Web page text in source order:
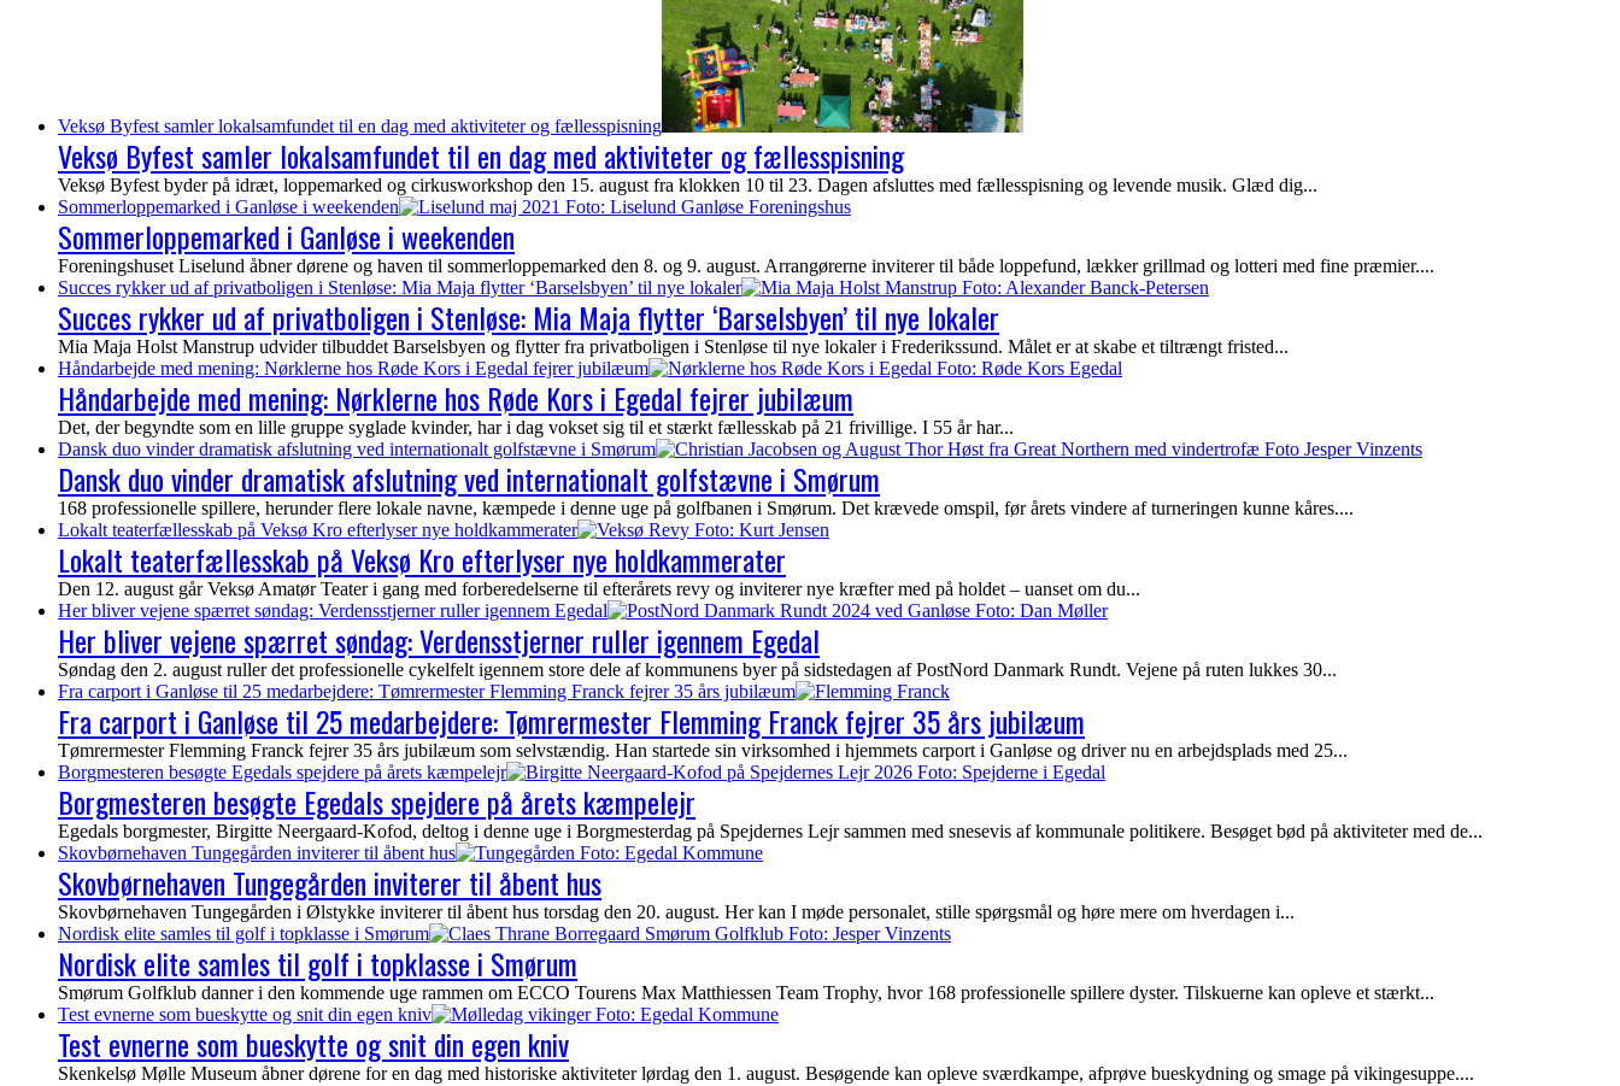
Veksø Byfest samler lokalsamfundet til en dag med aktiviteter og fællesspisning
Veksø Byfest samler lokalsamfundet til en dag med aktiviteter og fællesspisning
Veksø Byfest byder på idræt, loppemarked og cirkusworkshop den 15. august fra klokken 10 til 23. Dagen afsluttes med fællesspisning og levende musik. Glæd dig...
Sommerloppemarked i Ganløse i weekenden
Sommerloppemarked i Ganløse i weekenden
Foreningshuset Liselund åbner dørene og haven til sommerloppemarked den 8. og 9. august. Arrangørerne inviterer til både loppefund, lækker grillmad og lotteri med fine præmier....
Succes rykker ud af privatboligen i Stenløse: Mia Maja flytter ‘Barselsbyen’ til nye lokaler
Succes rykker ud af privatboligen i Stenløse: Mia Maja flytter ‘Barselsbyen’ til nye lokaler
Mia Maja Holst Manstrup udvider tilbuddet Barselsbyen og flytter fra privatboligen i Stenløse til nye lokaler i Frederikssund. Målet er at skabe et tiltrængt fristed...
Håndarbejde med mening: Nørklerne hos Røde Kors i Egedal fejrer jubilæum
Håndarbejde med mening: Nørklerne hos Røde Kors i Egedal fejrer jubilæum
Det, der begyndte som en lille gruppe syglade kvinder, har i dag vokset sig til et stærkt fællesskab på 21 frivillige. I 55 år har...
Dansk duo vinder dramatisk afslutning ved internationalt golfstævne i Smørum
Dansk duo vinder dramatisk afslutning ved internationalt golfstævne i Smørum
168 professionelle spillere, herunder flere lokale navne, kæmpede i denne uge på golfbanen i Smørum. Det krævede omspil, før årets vindere af turneringen kunne kåres....
Lokalt teaterfællesskab på Veksø Kro efterlyser nye holdkammerater
Lokalt teaterfællesskab på Veksø Kro efterlyser nye holdkammerater
Den 12. august går Veksø Amatør Teater i gang med forberedelserne til efterårets revy og inviterer nye kræfter med på holdet – uanset om du...
Her bliver vejene spærret søndag: Verdensstjerner ruller igennem Egedal
Her bliver vejene spærret søndag: Verdensstjerner ruller igennem Egedal
Søndag den 2. august ruller det professionelle cykelfelt igennem store dele af kommunens byer på sidstedagen af PostNord Danmark Rundt. Vejene på ruten lukkes 30...
Fra carport i Ganløse til 25 medarbejdere: Tømrermester Flemming Franck fejrer 35 års jubilæum
Fra carport i Ganløse til 25 medarbejdere: Tømrermester Flemming Franck fejrer 35 års jubilæum
Tømrermester Flemming Franck fejrer 35 års jubilæum som selvstændig. Han startede sin virksomhed i hjemmets carport i Ganløse og driver nu en arbejdsplads med 25...
Borgmesteren besøgte Egedals spejdere på årets kæmpelejr
Borgmesteren besøgte Egedals spejdere på årets kæmpelejr
Egedals borgmester, Birgitte Neergaard-Kofod, deltog i denne uge i Borgmesterdag på Spejdernes Lejr sammen med snesevis af kommunale politikere. Besøget bød på aktiviteter med de...
Skovbørnehaven Tungegården inviterer til åbent hus
Skovbørnehaven Tungegården inviterer til åbent hus
Skovbørnehaven Tungegården i Ølstykke inviterer til åbent hus torsdag den 20. august. Her kan I møde personalet, stille spørgsmål og høre mere om hverdagen i...
Nordisk elite samles til golf i topklasse i Smørum
Nordisk elite samles til golf i topklasse i Smørum
Smørum Golfklub danner i den kommende uge rammen om ECCO Tourens Max Matthiessen Team Trophy, hvor 168 professionelle spillere dyster. Tilskuerne kan opleve et stærkt...
Test evnerne som bueskytte og snit din egen kniv
Test evnerne som bueskytte og snit din egen kniv
Skenkelsø Mølle Museum åbner dørene for en dag med historiske aktiviteter lørdag den 1. august. Besøgende kan opleve sværdkampe, afprøve bueskydning og smage på vikingesuppe....